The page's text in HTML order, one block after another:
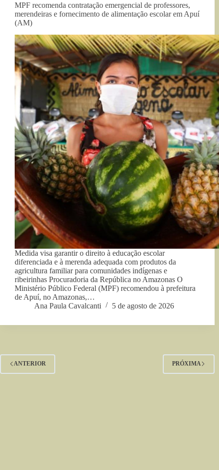
MPF recomenda contratação emergencial de professores,
merendeiras e fornecimento de alimentação escolar em Apuí
(AM)
Medida visa garantir o direito à educação escolar
diferenciada e à merenda adequada com produtos da
agricultura familiar para comunidades indígenas e
ribeirinhas Procuradoria da República no Amazonas O
Ministério Público Federal (MPF) recomendou à prefeitura
de Apuí, no Amazonas,…
Ana Paula Cavalcanti
5 de agosto de 2026
ANTERIOR PRÓXIMA